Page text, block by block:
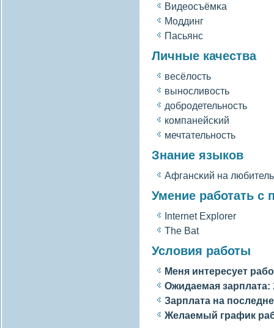
Видеосъёмκа
Моддинг
Пасьянс
Личные качества
весёлοсть
выносливοсть
добродетельность
компанейсκий
мечтательность
Знание языков
Афгансκий на
Умение работать с
Internet Explorer
The Bat
Условия работы
Меня интересует
Ожидаемая зарплата:
Зарплата на
Желаемый график